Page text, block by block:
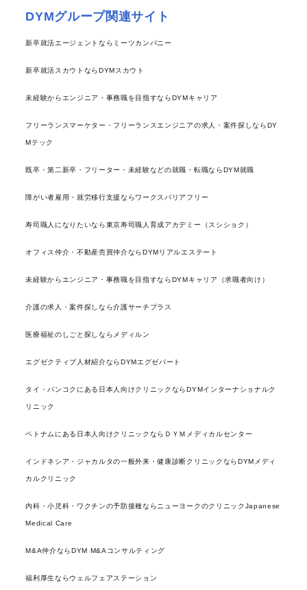
DYMグループ関連サイト
新卒就活エージェントならミーツカンパニー
新卒就活スカウトならDYMスカウト
未経験からエンジニア・事務職を目指すならDYMキャリア
フリーランスマーケター・フリーランスエンジニアの求人・案件探しならDY
Mテック
既卒・第二新卒・フリーター・未経験などの就職・転職ならDYM就職
障がい者雇用・就労移行支援ならワークスバリアフリー
寿司職人になりたいなら東京寿司職人育成アカデミー（スシショク）
オフィス仲介・不動産売買仲介ならDYMリアルエステート
未経験からエンジニア・事務職を目指すならDYMキャリア（求職者向け）
介護の求人・案件探しなら介護サーチプラス
医療福祉のしごと探しならメディルン
エグゼクティブ人材紹介ならDYMエグゼパート
タイ・バンコクにある日本人向けクリニックならDYMインターナショナルク
リニック
ベトナムにある日本人向けクリニックならＤＹＭメディカルセンター
インドネシア・ジャカルタの一般外来・健康診断クリニックならDYMメディ
カルクリニック
内科・小児科・ワクチンの予防接種ならニューヨークのクリニックJapanese
Medical Care
M&A仲介ならDYM M&Aコンサルティング
福利厚生ならウェルフェアステーション